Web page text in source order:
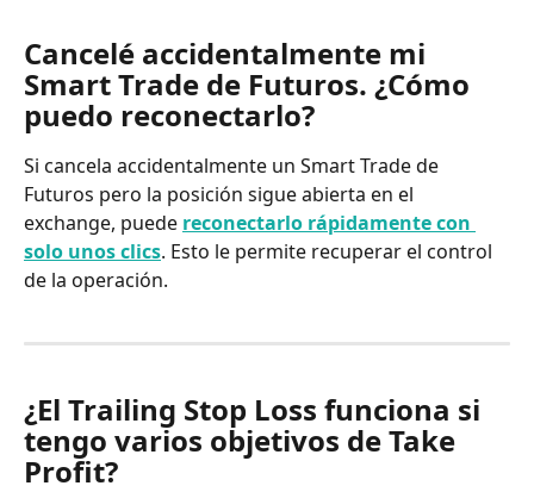
Cancelé accidentalmente mi
Smart Trade de Futuros. ¿Cómo
puedo reconectarlo?
Si cancela accidentalmente un Smart Trade de
Futuros pero la posición sigue abierta en el
exchange, puede reconectarlo rápidamente con
solo unos clics. Esto le permite recuperar el control
de la operación.
¿El Trailing Stop Loss funciona si
tengo varios objetivos de Take
Profit?